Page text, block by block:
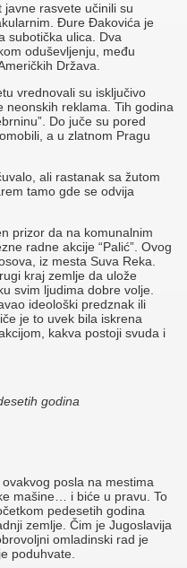
rasvete učinili su
Đure Đakovića je
subotička ulica. Dva
oduševljenju, među
Država.
vrednovali su isključivo
neonskih reklama. Tih godina
Do juče su pored
a u zlatnom Pragu
ali rastanak sa žutom
tamo gde se odvija
prizor da na komunalnim
radne akcije “Palić”. Ovog
iz mesta Suva Reka.
kraj zemlje da ulože
svim ljudima dobre volje.
ideološki predznak ili
je to uvek bila iskrena
kakva postoji svuda i
godina
posla na mestima
mašine… i biće u pravu. To
pedesetih godina
zemlje. Čim je Jugoslavija
omladinski rad je
poduhvate.